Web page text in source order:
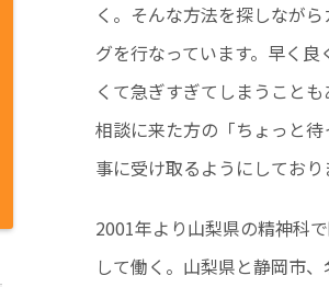
く。そんな方法を探しなが
グを行なっています。早く良
くて急ぎすぎてしまうことも
相談に来た方の「ちょっと待
事に受け取るようにしており
2001年より山梨県の精神科
して働く。山梨県と静岡市